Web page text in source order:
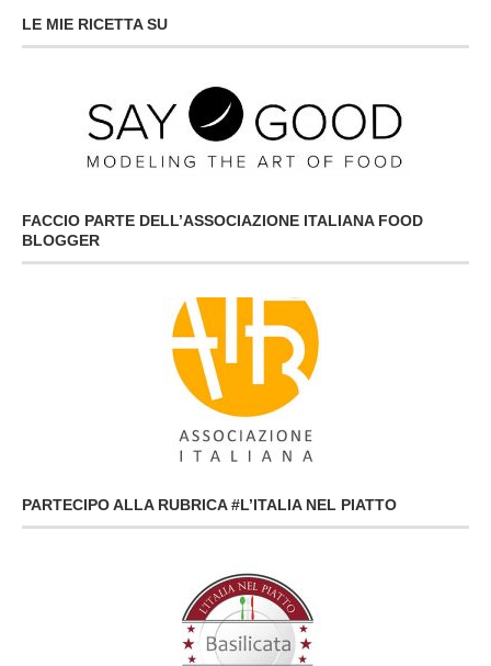
LE MIE RICETTA SU
FACCIO PARTE DELL’ASSOCIAZIONE ITALIANA FOOD
BLOGGER
PARTECIPO ALLA RUBRICA #L’ITALIA NEL PIATTO